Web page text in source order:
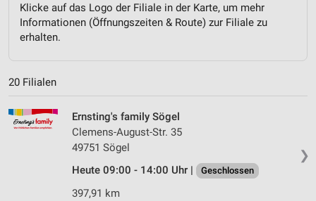
Klicke auf das Logo der Filiale in der Karte, um mehr
Informationen (Öffnungszeiten & Route) zur Filiale zu
erhalten.
20 Filialen
❯
Ernsting's family Sögel
Clemens-August-Str. 35
49751 Sögel
Heute 09:00 - 14:00 Uhr |
Geschlossen
397,91 km